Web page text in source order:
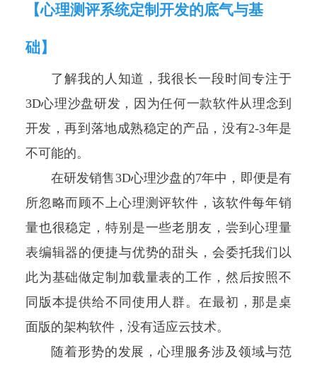
【心理测评系统定制开发的底气与基
础】
了解我的人知道，我很长一段时间专注于
3D心理沙盘研发，因为任何一款软件从理念到
开发，再到落地成熟稳定的产品，没有2-3年是
不可能的。
在研发销售3D心理沙盘的7年中，即便是有
所忽略而顾不上心理测评软件，该软件每年销
量也很稳定，特别是一些老朋友，尝到心理量
表编辑器的便捷与优势的甜头，会委托我们以
此为基础做定制加载量表的工作，然后按照不
同版本提供给不同使用人群。在最初，那是桌
面版的架构软件，没有适应云技术。
随着形势的发展，心理服务涉及领域与范